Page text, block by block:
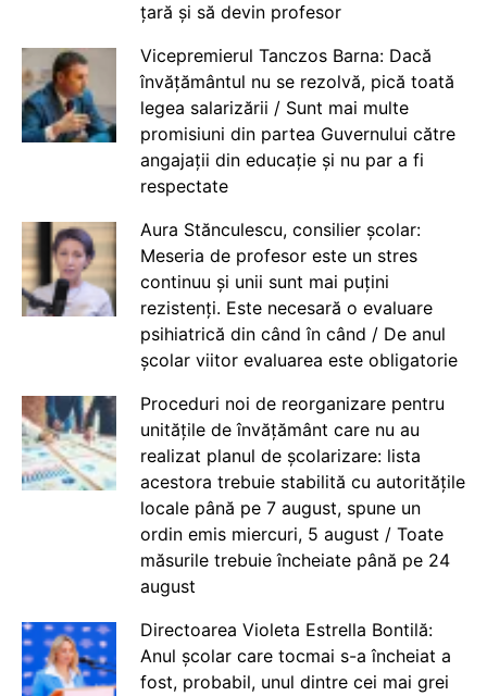
țară și să devin profesor
Vicepremierul Tanczos Barna: Dacă
învățământul nu se rezolvă, pică toată
legea salarizării / Sunt mai multe
promisiuni din partea Guvernului către
angajații din educație și nu par a fi
respectate
Aura Stănculescu, consilier școlar:
Meseria de profesor este un stres
continuu și unii sunt mai puțini
rezistenți. Este necesară o evaluare
psihiatrică din când în când / De anul
școlar viitor evaluarea este obligatorie
Proceduri noi de reorganizare pentru
unitățile de învățământ care nu au
realizat planul de școlarizare: lista
acestora trebuie stabilită cu autoritățile
locale până pe 7 august, spune un
ordin emis miercuri, 5 august / Toate
măsurile trebuie încheiate până pe 24
august
Directoarea Violeta Estrella Bontilă:
Anul școlar care tocmai s-a încheiat a
fost, probabil, unul dintre cei mai grei